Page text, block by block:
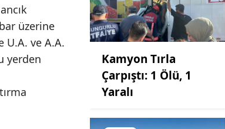
üzerine
U.A. ve A.A.
yerden
Kamyon Tırla
Çarpıştı: 1 Ölü, 1
Yaralı